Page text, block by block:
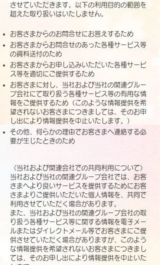
させていただきます。以下の利用目的の範囲を
超えた取り扱いはいたしません。
お客さまからのお問合せにお答えするため
お客さまからお問合せのあった各種サービス等
の資料送付のため
お客さまからお申し込みいただいた各種サービ
ス等を適切にご提供するため
お客さまに対し、当社および当社の関連グルー
プ会社にて取り扱う各種サービス等の有用な情
報をご提供するため（このような情報提供を希
望されないお客さまにつきましては、そのお申
し出により情報提供を中止いたします。）
その他、何らかの理由でお客さまへ連絡する必
要が生じたときのため
〈当社および関連会社での共同利用について〉
当社および当社の関連グループ会社では、お客
さまへより良いサービスを提供するためにお客
さまよりご提供いただいた個人情報を、共同で
利用させていただく場合があります。
また、当社および当社の関連グループ会社の取
り扱う各種サービス等に関する情報を電子メー
ルまたはダイレクトメール等でお客さまにご提
供させていただく場合がありますが、このよう
な情報提供を希望されないお客さまにつきまし
ては、そのお申し出により情報提供を中止いた